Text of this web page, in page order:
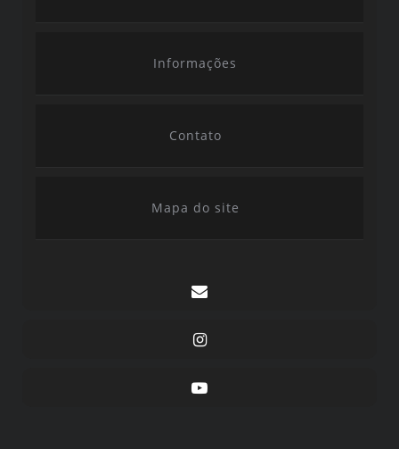
Informações
Contato
Mapa do site